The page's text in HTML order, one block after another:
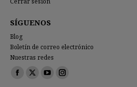
SÍGUENOS
Blog
Boletín de correo electrónico
Nuestras redes
Encuéntranos en:
Facebook
X
YouTubeInstagram